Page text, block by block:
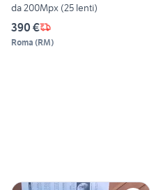
da 200Mpx (25 lenti)
390 €
Roma (RM)